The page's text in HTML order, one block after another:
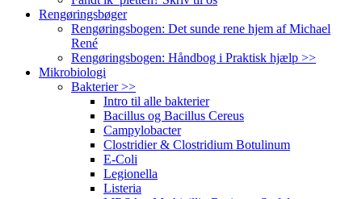
Rengøringsbøger
Rengøringsbogen: Det sunde rene hjem af Michael
René
Rengøringsbogen: Håndbog i Praktisk hjælp >>
Mikrobiologi
Bakterier >>
Intro til alle bakterier
Bacillus og Bacillus Cereus
Campylobacter
Clostridier & Clostridium Botulinum
E-Coli
Legionella
Listeria